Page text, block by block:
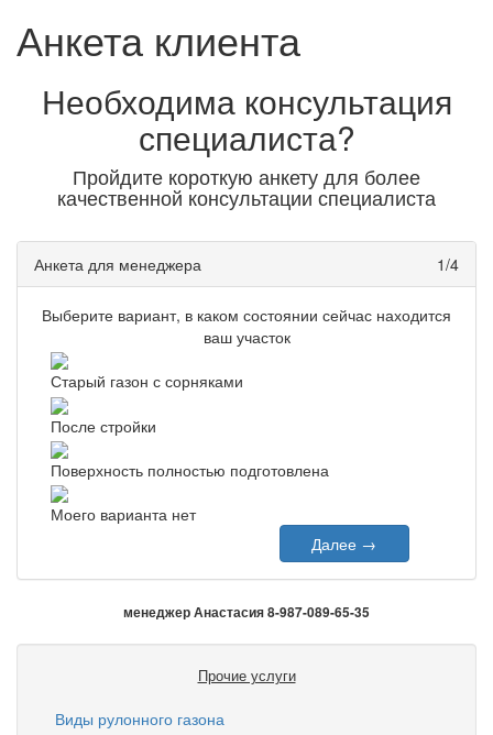
Анкета клиента
Необходима консультация
специалиста?
Пройдите короткую анкету для более
качественной консультации специалиста
Анкета для менеджера 1/4
Выберите вариант, в каком состоянии сейчас находится
ваш участок
Старый газон с сорняками
После стройки
Поверхность полностью подготовлена
Моего варианта нет
Далее →
менеджер Анастасия 8-987-089-65-35
Прочие услуги
Виды рулонного газона